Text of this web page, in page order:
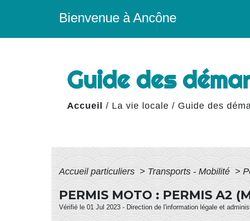
Bienvenue à Ancône
Guide des
Accueil / La vie locale / Guide des
Accueil particuliers > Transports - Mobilité >
PERMIS MOTO : PERMIS A2
Vérifié le 01 Jul 2023 - Direction de l'information légale et